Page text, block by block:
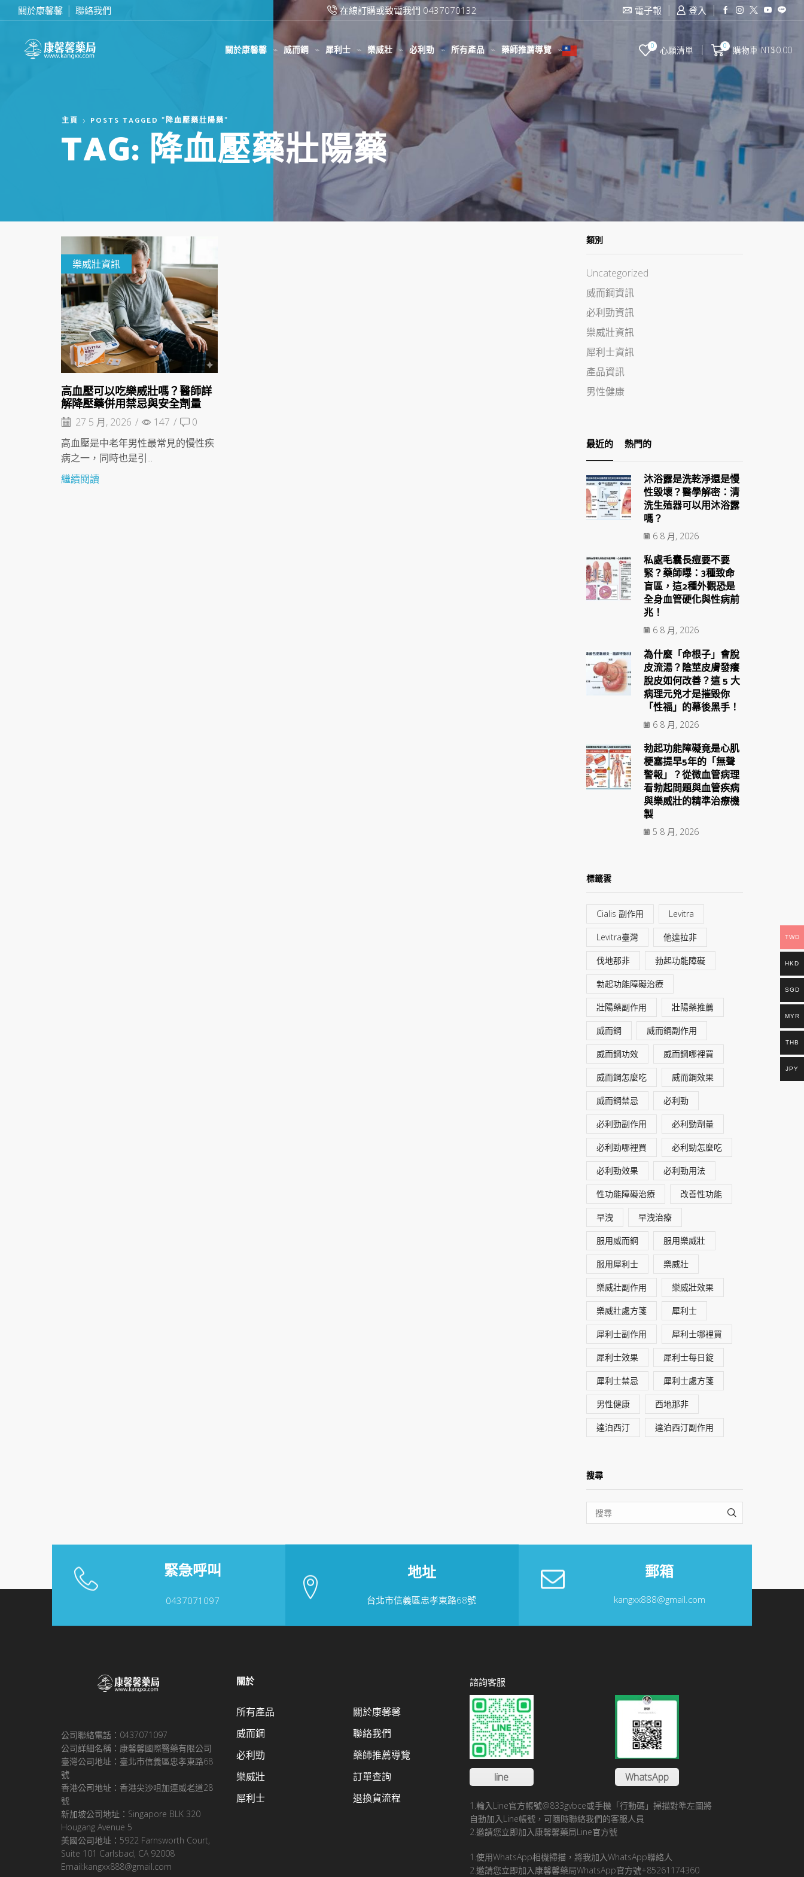
關於康馨馨 聯絡我們 在線訂購或致電我們 0437070132 滿2000台幣免運費
電子報 登入
關於康馨馨 威而鋼 犀利士 樂威壯 必利勁 所有產品 藥師推薦導覽 0 心願清單 0 購物車 NT$0.00
主頁 POSTS TAGGED "降血壓藥壯陽藥"
TAG: 降血壓藥壯陽藥
樂威壯資訊
高血壓可以吃樂威壯嗎？醫師詳
解降壓藥併用禁忌與安全劑量
27 5 月, 2026 / 147 /
0
高血壓是中老年男性最常見的慢性疾
病之一，同時也是引...
繼續閱讀
類別
Uncategorized
威而鋼資訊
必利勁資訊
樂威壯資訊
犀利士資訊
產品資訊
男性健康
最近的 熱門的
沐浴露是洗乾淨還是慢
性毀壞？醫學解密：清
洗生殖器可以用沐浴露
嗎？
6 8 月, 2026
私處毛囊長痘要不要
緊？藥師曝：3種致命
盲區，這2種外觀恐是
全身血管硬化與性病前
兆！
6 8 月, 2026
為什麼「命根子」會脫
皮流湯？陰莖皮膚發癢
脫皮如何改善？這 5 大
病理元兇才是摧毀你
「性福」的幕後黑手！
6 8 月, 2026
勃起功能障礙竟是心肌
梗塞提早5年的「無聲
警報」？從微血管病理
看勃起問題與血管疾病
與樂威壯的精準治療機
製
5 8 月, 2026
標籤雲
Cialis 副作用 Levitra
Levitra臺灣 他達拉非
伐地那非 勃起功能障礙
勃起功能障礙治療
壯陽藥副作用 壯陽藥推薦
威而鋼 威而鋼副作用
威而鋼功效 威而鋼哪裡買
威而鋼怎麼吃 威而鋼效果
威而鋼禁忌 必利勁
必利勁副作用 必利勁劑量
必利勁哪裡買 必利勁怎麼吃
必利勁效果 必利勁用法
性功能障礙治療 改善性功能
早洩 早洩治療
服用威而鋼 服用樂威壯
服用犀利士 樂威壯
樂威壯副作用 樂威壯效果
樂威壯處方箋 犀利士
犀利士副作用 犀利士哪裡買
犀利士效果 犀利士每日錠
犀利士禁忌 犀利士處方箋
男性健康 西地那非
達泊西汀 達泊西汀副作用
搜尋
SEARCH
緊急呼叫
0437071097
地址
台北市信義區忠孝東路68號
郵箱
kangxx888@gmail.com
公司聯絡電話：0437071097
公司詳細名稱：康馨馨國際醫藥有限公司
臺灣公司地址：臺北市信義區忠孝東路68
號
香港公司地址：香港尖沙咀加連威老道28
號
新加坡公司地址：Singapore BLK 320
Hougang Avenue 5
美國公司地址：5922 Farnsworth Court,
Suite 101 Carlsbad, CA 92008
Email:kangxx888@gmail.com
關於
所有產品
威而鋼
必利勁
樂威壯
犀利士
關於康馨馨
聯絡我們
藥師推薦導覽
訂單查詢
退換貨流程
諮詢客服
line WhatsApp
1.輪入Line官方帳號@833gvbce或手機「行動碼」掃描對準左圖將
自動加入Line帳號，可隨時聯絡我們的客服人員
2.邀請您立即加入康馨馨藥局Line官方號
1.使用WhatsApp相機掃描，將我加入WhatsApp聯絡人
2.邀請您立即加入康馨馨藥局WhatsApp官方號+85261174360
TWD
HKD
SGD
MYR
THB
JPY